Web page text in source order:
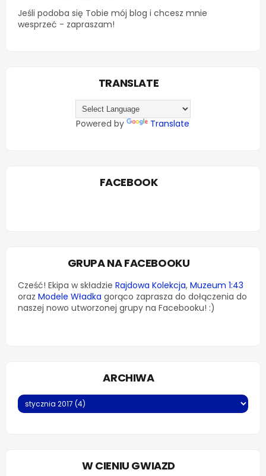
Jeśli podoba się Tobie mój blog i chcesz mnie
wesprzeć - zapraszam!
TRANSLATE
Powered by Translate
FACEBOOK
GRUPA NA FACEBOOKU
Cześć! Ekipa w składzie Rajdowa Kolekcja, Muzeum 1:43
oraz Modele Władka gorąco zaprasza do dołączenia do
naszej nowo utworzonej grupy na Facebooku! :)
ARCHIWA
W CIENIU GWIAZD